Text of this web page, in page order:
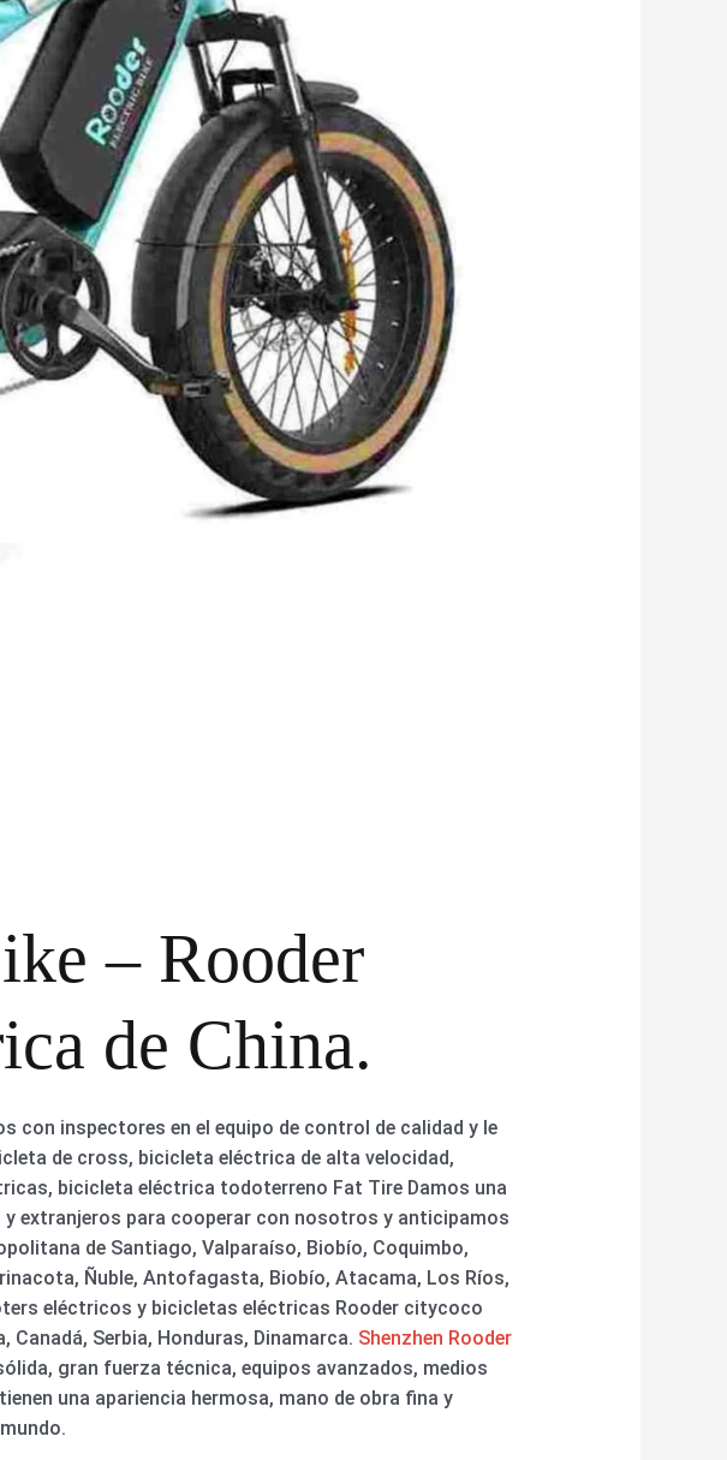
– Rooder
de China.
con inspectores en el equipo de control de calidad y le
de cross, bicicleta eléctrica de alta velocidad,
bicicleta eléctrica todoterreno Fat Tire Damos una
extranjeros para cooperar con nosotros y anticipamos
de Santiago, Valparaíso, Biobío, Coquimbo,
Ñuble, Antofagasta, Biobío, Atacama, Los Ríos,
eléctricos y bicicletas eléctricas Rooder citycoco
Serbia, Honduras, Dinamarca. Shenzhen Rooder
gran fuerza técnica, equipos avanzados, medios
una apariencia hermosa, mano de obra fina y